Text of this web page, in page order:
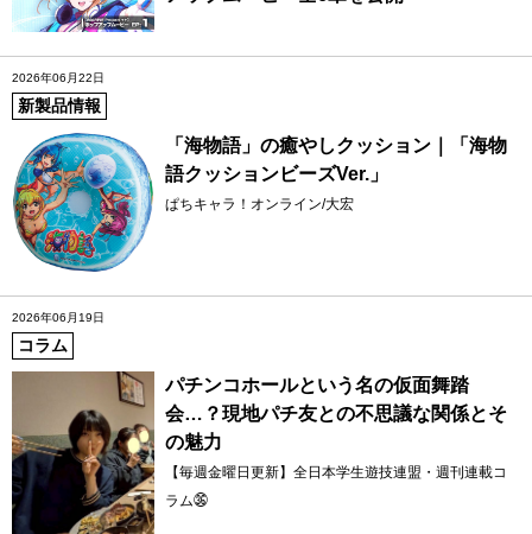
2026年06月22日
新製品情報
「海物語」の癒やしクッション｜「海物
語クッションビーズVer.」
ぱちキャラ！オンライン/大宏
2026年06月19日
コラム
パチンコホールという名の仮面舞踏
会…？現地パチ友との不思議な関係とそ
の魅力
【毎週金曜日更新】全日本学生遊技連盟・週刊連載コ
ラム㊱